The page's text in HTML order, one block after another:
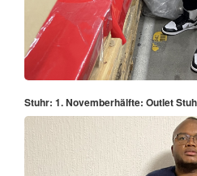
Stuhr: 1. Novemberhälfte: Outlet